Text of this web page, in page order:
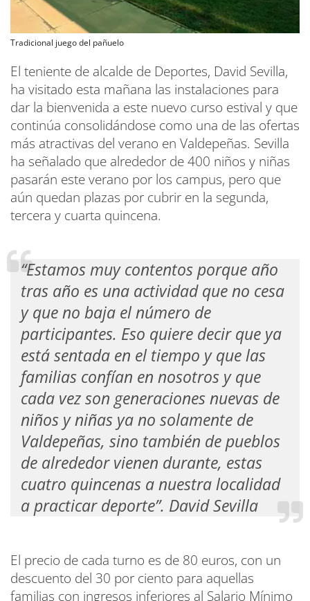
Tradicional juego del pañuelo
El teniente de alcalde de Deportes, David Sevilla,
ha visitado esta mañana las instalaciones para
dar la bienvenida a este nuevo curso estival y que
continúa consolidándose como una de las ofertas
más atractivas del verano en Valdepeñas. Sevilla
ha señalado que alrededor de 400 niños y niñas
pasarán este verano por los campus, pero que
aún quedan plazas por cubrir en la segunda,
tercera y cuarta quincena.
“Estamos muy contentos porque año
tras año es una actividad que no cesa
y que no baja el número de
participantes. Eso quiere decir que ya
está sentada en el tiempo y que las
familias confían en nosotros y que
cada vez son generaciones nuevas de
niños y niñas ya no solamente de
Valdepeñas, sino también de pueblos
de alrededor vienen durante, estas
cuatro quincenas a nuestra localidad
a practicar deporte”. David Sevilla
El precio de cada turno es de 80 euros, con un
descuento del 30 por ciento para aquellas
familias con ingresos inferiores al Salario Mínimo